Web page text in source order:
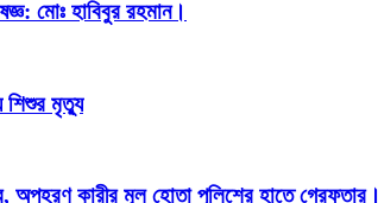
মোঃ হাবিবুর রহমান।
শিশুর মৃত্যু
অপহরণ কারীর মূল হোতা পুলিশের হাতে গ্রেফতার।